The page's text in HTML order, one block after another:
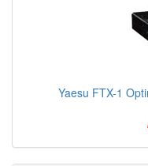
Yaesu FTX-1